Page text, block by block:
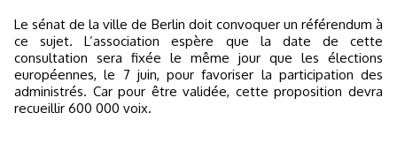
Le sénat de la ville de Berlin doit convoquer un référendum à
ce sujet. L’association espère que la date de cette
consultation sera fixée le même jour que les élections
européennes, le 7 juin, pour favoriser la participation des
administrés. Car pour être validée, cette proposition devra
recueillir 600 000 voix.